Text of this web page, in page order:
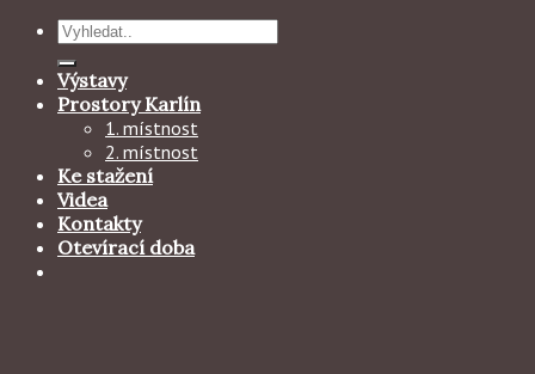
Hledat:
Výstavy
Prostory Karlín
1. místnost
2. místnost
Ke stažení
Videa
Kontakty
Otevírací doba